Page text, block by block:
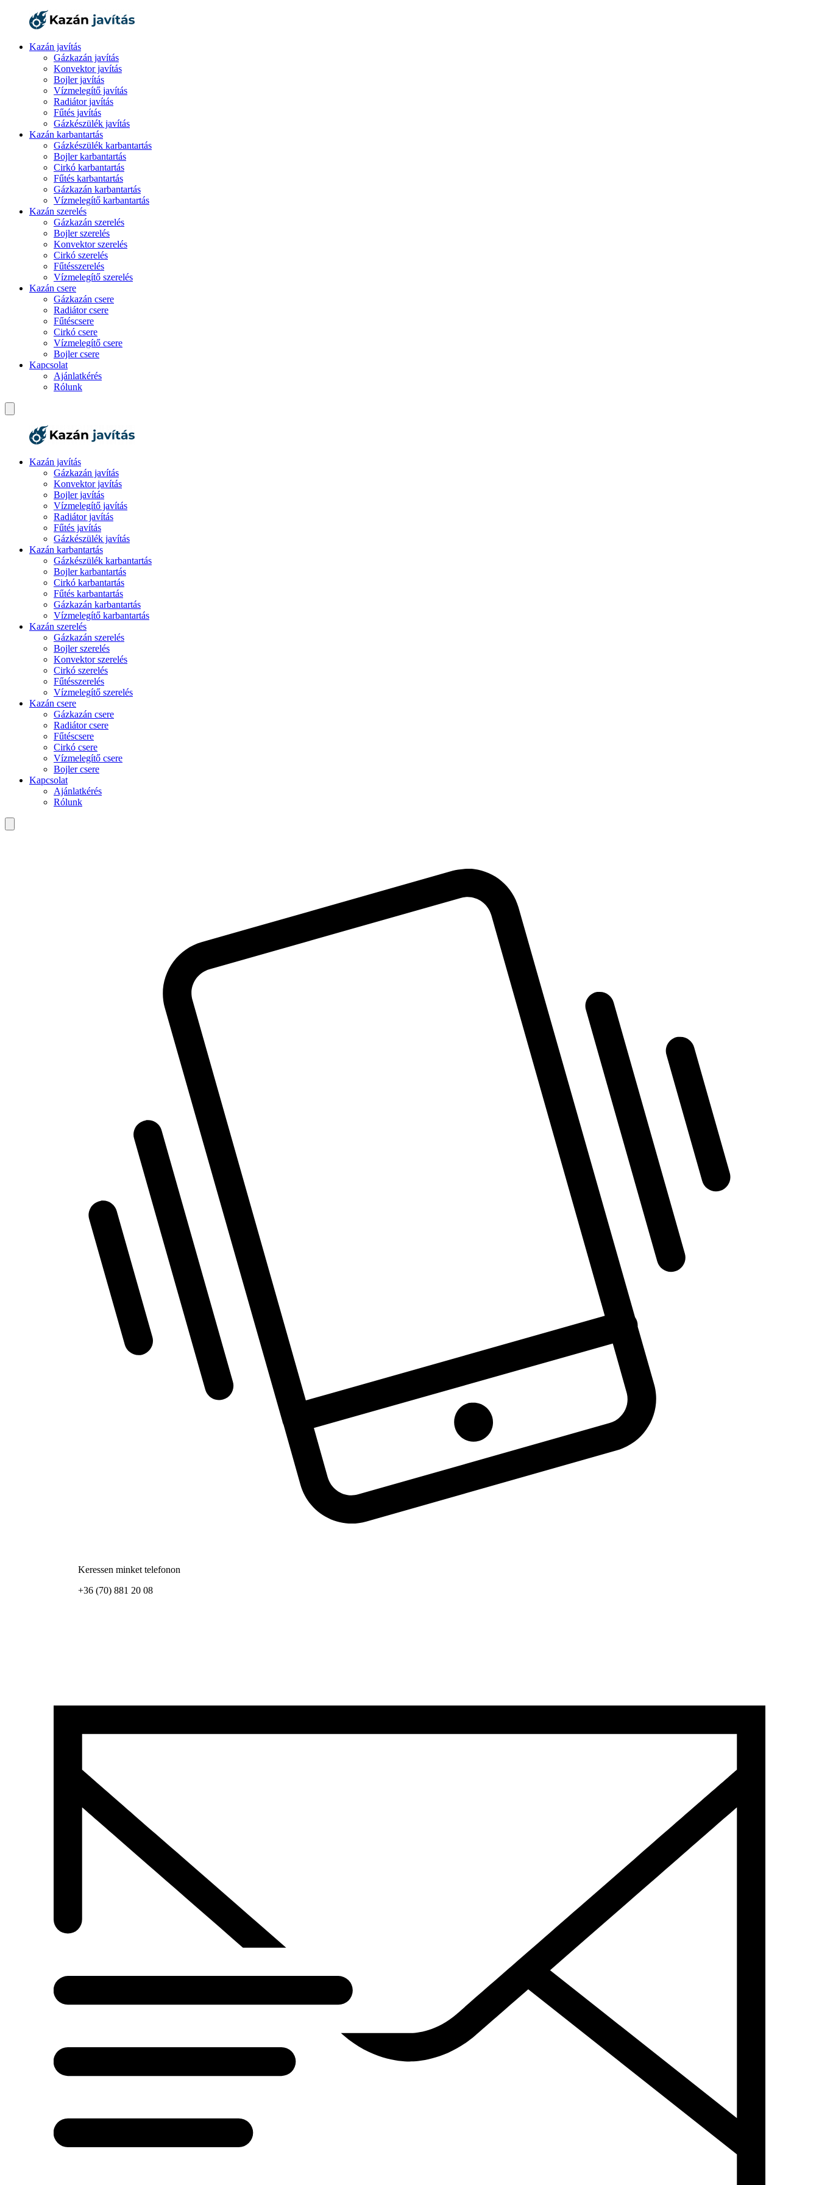
Kazán javítás
Gázkazán javítás
Konvektor javítás
Bojler javítás
Vízmelegítő javítás
Radiátor javítás
Fűtés javítás
Gázkészülék javítás
Kazán karbantartás
Gázkészülék karbantartás
Bojler karbantartás
Cirkó karbantartás
Fűtés karbantartás
Gázkazán karbantartás
Vízmelegítő karbantartás
Kazán szerelés
Gázkazán szerelés
Bojler szerelés
Konvektor szerelés
Cirkó szerelés
Fűtésszerelés
Vízmelegítő szerelés
Kazán csere
Gázkazán csere
Radiátor csere
Fűtéscsere
Cirkó csere
Vízmelegítő csere
Bojler csere
Kapcsolat
Ajánlatkérés
Rólunk
Kazán javítás
Gázkazán javítás
Konvektor javítás
Bojler javítás
Vízmelegítő javítás
Radiátor javítás
Fűtés javítás
Gázkészülék javítás
Kazán karbantartás
Gázkészülék karbantartás
Bojler karbantartás
Cirkó karbantartás
Fűtés karbantartás
Gázkazán karbantartás
Vízmelegítő karbantartás
Kazán szerelés
Gázkazán szerelés
Bojler szerelés
Konvektor szerelés
Cirkó szerelés
Fűtésszerelés
Vízmelegítő szerelés
Kazán csere
Gázkazán csere
Radiátor csere
Fűtéscsere
Cirkó csere
Vízmelegítő csere
Bojler csere
Kapcsolat
Ajánlatkérés
Rólunk
Keressen minket telefonon
+36 (70) 881 20 08